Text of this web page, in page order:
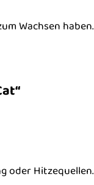
Wachsen haben.
oder Hitzequellen.